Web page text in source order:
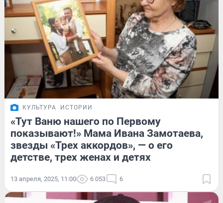
КУЛЬТУРА ИСТОРИИ
«Тут Ваню нашего по Первому
показывают!» Мама Ивана Замотаева,
звезды «Трех аккордов», — о его
детстве, трех женах и детях
13 апреля, 2025, 11:00 6 053 6